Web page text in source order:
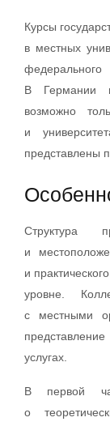
Курсы
в местных
федерального
В Германии
возможно
и
представлены
Структура
и
и
уровне.
с местными
услугах.
В первой
о